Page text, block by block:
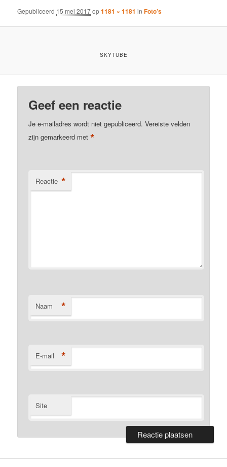
Gepubliceerd 15 mei 2017op1181 × 1181 inFoto’s
SKYTUBE
Geef een reactie
Je e-mailadres wordt niet gepubliceerd. Vereiste velden
zijn gemarkeerd met*
Reactie *
Naam *
E-mail *
Site